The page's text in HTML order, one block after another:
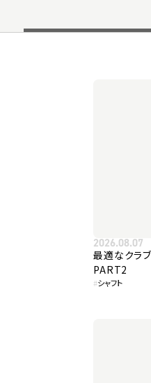
2026.08.07
最適なクラ
PART2
#シャフト